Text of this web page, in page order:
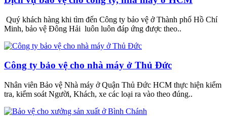
Quý khách hàng khi tìm đến Công ty bảo vệ ở Thành phố Hồ Chí
Minh, bảo vệ Đông Hải luôn luôn đáp ứng được theo..
Công ty bảo vệ cho nhà máy ở Thủ Đức
Nhân viên Bảo vệ Nhà máy ở Quận Thủ Đức HCM thực hiện kiểm
tra, kiểm soát Người, Khách, xe các loại ra vào theo đúng..